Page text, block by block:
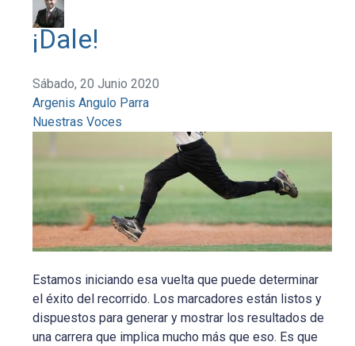
¡Dale!
Sábado, 20 Junio 2020
Argenis Angulo Parra
Nuestras Voces
Estamos iniciando esa vuelta que puede determinar
el éxito del recorrido. Los marcadores están listos y
dispuestos para generar y mostrar los resultados de
una carrera que implica mucho más que eso. Es que